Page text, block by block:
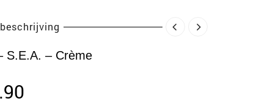
S.E.A. – Crème